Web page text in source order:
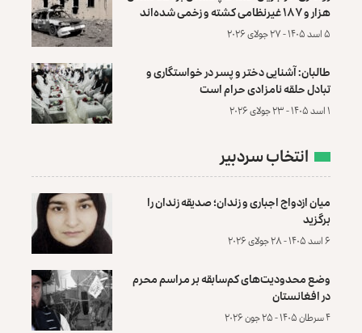
هزار و ۱۸۷ غیرنظامی کشته و زخمی شده‌اند
۵ اسد ۱۴۰۵ - ۲۷ جولای ۲۰۲۶
طالبان: آشنایی دختر و پسر در خواستگاری و
تبادل حلقه نامزادی حرام است
۱ اسد ۱۴۰۵ - ۲۳ جولای ۲۰۲۶
انتخاب سردبیر
میان ازدواج اجباری و زندان؛ صدیقه زندان را
برگزید
۶ اسد ۱۴۰۵ - ۲۸ جولای ۲۰۲۶
وضع محدودیت‌های کم‌سابقه بر مراسم محرم
در افغانستان
۴ سرطان ۱۴۰۵ - ۲۵ جون ۲۰۲۶